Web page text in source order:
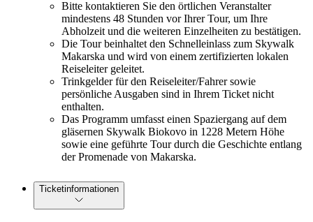
Bitte kontaktieren Sie den örtlichen Veranstalter
mindestens 48 Stunden vor Ihrer Tour, um Ihre
Abholzeit und die weiteren Einzelheiten zu bestätigen.
Die Tour beinhaltet den Schnelleinlass zum Skywalk
Makarska und wird von einem zertifizierten lokalen
Reiseleiter geleitet.
Trinkgelder für den Reiseleiter/Fahrer sowie
persönliche Ausgaben sind in Ihrem Ticket nicht
enthalten.
Das Programm umfasst einen Spaziergang auf dem
gläsernen Skywalk Biokovo in 1228 Metern Höhe
sowie eine geführte Tour durch die Geschichte entlang
der Promenade von Makarska.
Ticketinformationen